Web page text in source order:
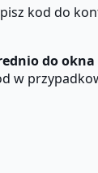
kod do
do
w